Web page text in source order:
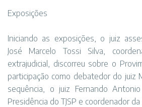
Exposições
Iniciando as exposições, o juiz
José Marcelo Tossi Silva,
extrajudicial, discorreu sobre o
participação como debatedor do juiz
sequência, o juiz Fernando
Presidência do TJSP e coordenador